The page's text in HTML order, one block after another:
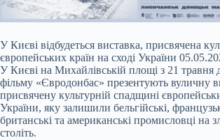
У Києві відбудеться виставка, присвячена
європейських країн на сході України
У Києві на Михайлівській площі з 21 травня
фільму «Євродонбас» презентують вуличну
присвячену культурній спадщині
України, яку залишили бельгійські,
британські та американські промисловці на
століть.